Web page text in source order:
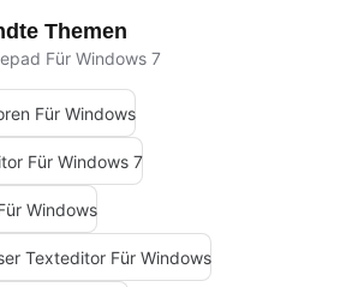
Themen
Für Windows 7
Für Windows
Für Windows 7
Windows
Texteditor Für Windows